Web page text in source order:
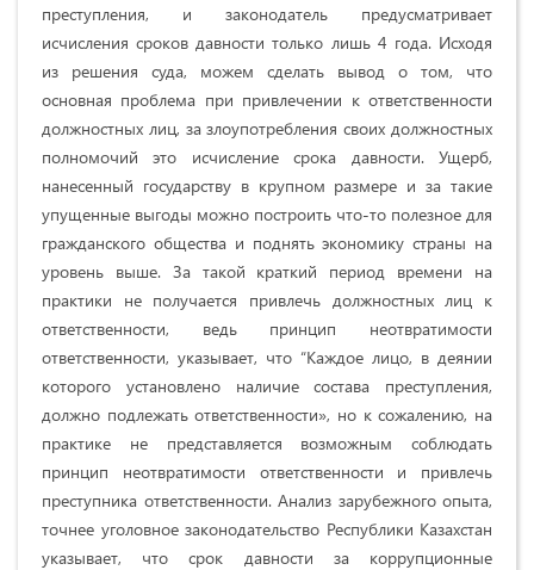
преступления, и законодатель предусматривает
исчисления сроков давности только лишь 4 года. Исходя
из решения суда, можем сделать вывод о том, что
основная проблема при привлечении к ответственности
должностных лиц, за злоупотребления своих должностных
полномочий это исчисление срока давности. Ущерб,
нанесенный государству в крупном размере и за такие
упущенные выгоды можно построить что-то полезное для
гражданского общества и поднять экономику страны на
уровень выше. За такой краткий период времени на
практики не получается привлечь должностных лиц к
ответственности, ведь принцип неотвратимости
ответственности, указывает, что “Каждое лицо, в деянии
которого установлено наличие состава преступления,
должно подлежать ответственности», но к сожалению, на
практике не представляется возможным соблюдать
принцип неотвратимости ответственности и привлечь
преступника ответственности. Анализ зарубежного опыта,
точнее уголовное законодательство Республики Казахстан
указывает, что срок давности за коррупционные